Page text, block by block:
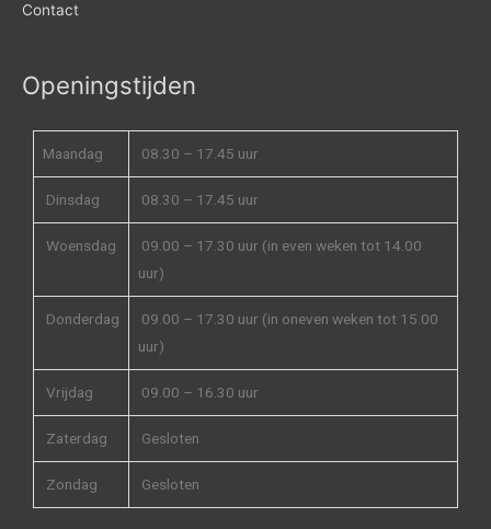
Contact
Openingstijden
Maandag 08.30 – 17.45 uur
Dinsdag 08.30 – 17.45 uur
Woensdag
09.00 – 17.30 uur (in even weken tot 14.00
uur)
Donderdag
09.00 – 17.30 uur (in oneven weken tot 15.00
uur)
Vrijdag 09.00 – 16.30 uur
Zaterdag Gesloten
Zondag Gesloten